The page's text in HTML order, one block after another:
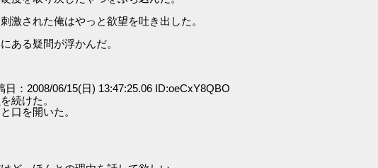
激された俺はやっと欲望を吐き出した。
ある疑問が浮かんだ。
日：2008/06/15(日) 13:47:25.06 ID:oeCxY8QBO
続けた。
口を開いた。